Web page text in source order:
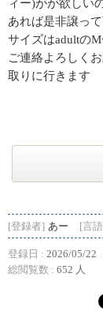
ィー)がが欲しい
あれば是非譲って
サイズはadultの
ご連絡よろしく
取りに行きます
[登録者] あー [言
登録日 : 2026/05/22
総閲覧数 : 652 人